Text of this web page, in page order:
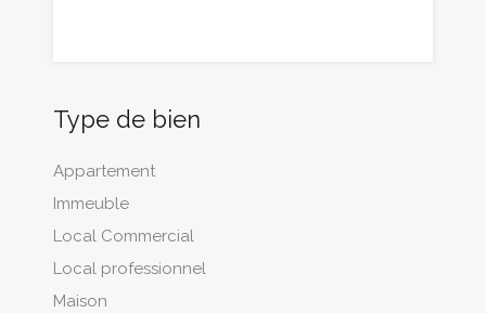
Type de bien
Appartement
Immeuble
Local Commercial
Local professionnel
Maison